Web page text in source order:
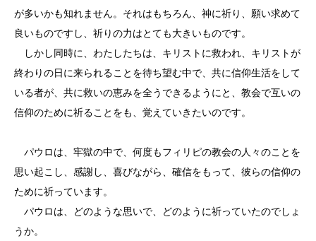
が多いかも知れません。それはもちろん、神に祈り、願い求めて
良いものですし、祈りの力はとても大きいものです。
しかし同時に、わたしたちは、キリストに救われ、キリストが
終わりの日に来られることを待ち望む中で、共に信仰生活をして
いる者が、共に救いの恵みを全うできるようにと、教会で互いの
信仰のために祈ることをも、覚えていきたいのです。
パウロは、牢獄の中で、何度もフィリピの教会の人々のことを
思い起こし、感謝し、喜びながら、確信をもって、彼らの信仰の
ために祈っています。
パウロは、どのような思いで、どのように祈っていたのでしょ
うか。